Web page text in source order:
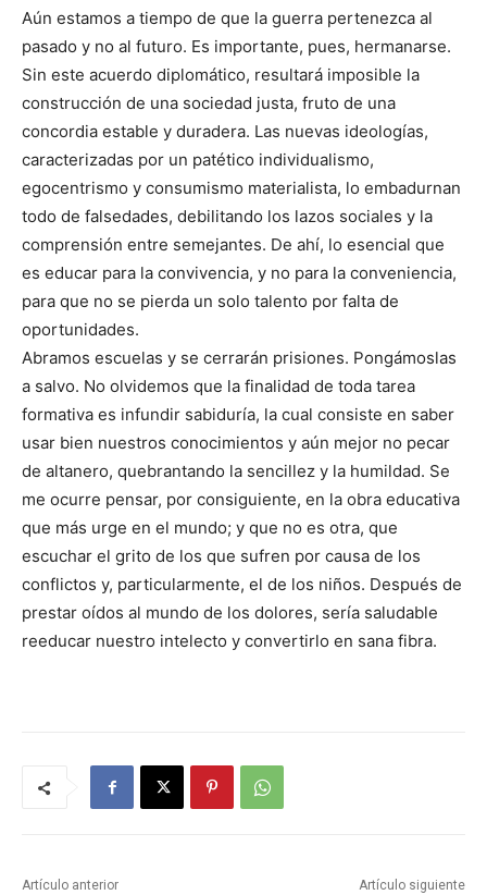
Aún estamos a tiempo de que la guerra pertenezca al
pasado y no al futuro. Es importante, pues, hermanarse.
Sin este acuerdo diplomático, resultará imposible la
construcción de una sociedad justa, fruto de una
concordia estable y duradera. Las nuevas ideologías,
caracterizadas por un patético individualismo,
egocentrismo y consumismo materialista, lo embadurnan
todo de falsedades, debilitando los lazos sociales y la
comprensión entre semejantes. De ahí, lo esencial que
es educar para la convivencia, y no para la conveniencia,
para que no se pierda un solo talento por falta de
oportunidades.
Abramos escuelas y se cerrarán prisiones. Pongámoslas
a salvo. No olvidemos que la finalidad de toda tarea
formativa es infundir sabiduría, la cual consiste en saber
usar bien nuestros conocimientos y aún mejor no pecar
de altanero, quebrantando la sencillez y la humildad. Se
me ocurre pensar, por consiguiente, en la obra educativa
que más urge en el mundo; y que no es otra, que
escuchar el grito de los que sufren por causa de los
conflictos y, particularmente, el de los niños. Después de
prestar oídos al mundo de los dolores, sería saludable
reeducar nuestro intelecto y convertirlo en sana fibra.
Artículo anterior Artículo siguiente